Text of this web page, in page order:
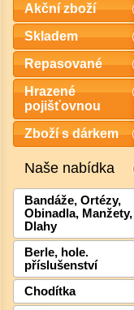
Akční zboží
Skladem
Repasované
Hrazené
pojišťovnou
Zboží s dárkem
Naše nabídka
Bandáže, Ortézy,
Obinadla, Manžety,
Dlahy
Berle, hole.
příslušenství
Chodítka